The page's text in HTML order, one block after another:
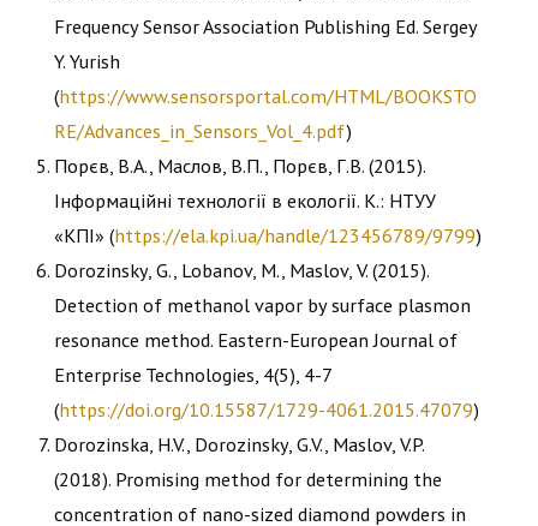
Frequency Sensor Association Publishing Ed. Sergey
Y. Yurish
(https://www.sensorsportal.com/HTML/BOOKSTO
RE/Advances_in_Sensors_Vol_4.pdf)
Порєв, В.А., Маслов, В.П., Порєв, Г.В. (2015).
Інформаційні технології в екології. К.: НТУУ
«КПІ» (https://ela.kpi.ua/handle/123456789/9799)
Dorozinsky, G., Lobanov, M., Maslov, V. (2015).
Detection of methanol vapor by surface plasmon
resonance method. Eastern-European Journal of
Enterprise Technologies, 4(5), 4-7
(https://doi.org/10.15587/1729-4061.2015.47079)
Dorozinska, H.V., Dorozinsky, G.V., Maslov, V.P.
(2018). Promising method for determining the
concentration of nano-sized diamond powders in